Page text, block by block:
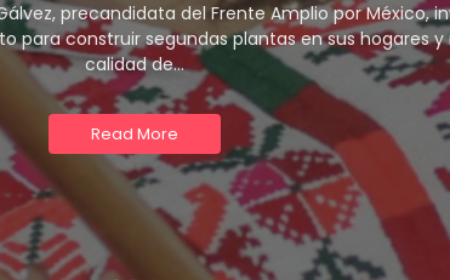
precandidata del Frente Amplio por México,
para construir segundas plantas en sus hogares y
calidad de...
Read More